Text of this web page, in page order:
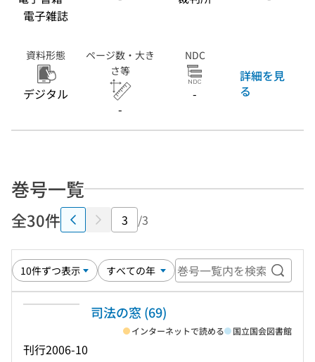
電子雑誌
資料形態
デジタル
ページ数・大き
さ等
-
NDC
-
詳細を見
る
巻号一覧
全30件 /3
巻号一
司法の窓 (69)
刊行2006-10
インターネットで読める 国立国会図書館